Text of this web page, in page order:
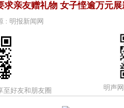
求亲友赠礼物 女子悭逾万元
: 明报新闻网
至好友和朋友圈 明声